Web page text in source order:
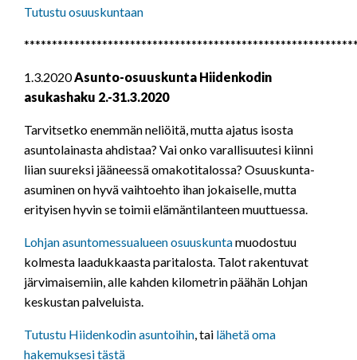
Tutustu osuuskuntaan
1.3.2020Asunto-osuuskunta Hiidenkodin
asukashaku 2.-31.3.2020
Tarvitsetko enemmän neliöitä, mutta ajatus isosta
asuntolainasta ahdistaa? Vai onko varallisuutesi kiinni
liian suureksi jääneessä omakotitalossa? Osuuskunta-
asuminen on hyvä vaihtoehto ihan jokaiselle, mutta
erityisen hyvin se toimii elämäntilanteen muuttuessa.
Lohjan asuntomessualueen osuuskuntamuodostuu
kolmesta laadukkaasta paritalosta. Talot rakentuvat
järvimaisemiin, alle kahden kilometrin päähän Lohjan
keskustan palveluista.
Tutustu Hiidenkodin asuntoihin, tai lähetä oma
hakemuksesi tästä